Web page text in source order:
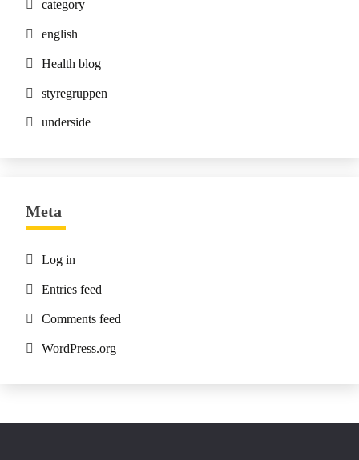
category
english
Health blog
styregruppen
underside
Meta
Log in
Entries feed
Comments feed
WordPress.org